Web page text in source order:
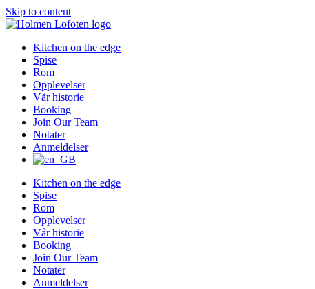
Skip to content
Kitchen on the edge
Spise
Rom
Opplevelser
Vår historie
Booking
Join Our Team
Notater
Anmeldelser
Kitchen on the edge
Spise
Rom
Opplevelser
Vår historie
Booking
Join Our Team
Notater
Anmeldelser